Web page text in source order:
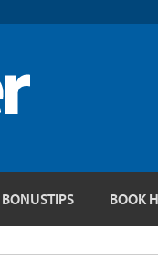
BONUSTIPS BOOK